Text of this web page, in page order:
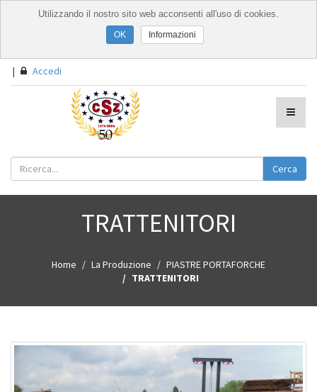
| Accedi
Cerca
TRATTENITORI
Home La Produzione
PIASTRE PORTAFORCHE
TRATTENITORI
Utilizzando il nostro sito web acconsenti all'uso di cookies.
Informazioni